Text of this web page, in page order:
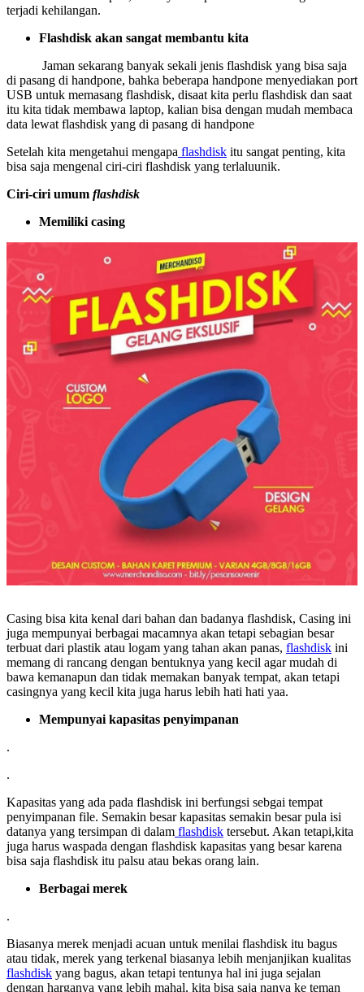
terjadi kehilangan.
Flashdisk akan sangat membantu kita
Jaman sekarang banyak sekali jenis flashdisk yang bisa saja
di pasang di handpone, bahka beberapa handpone menyediakan port
USB untuk memasang flashdisk, disaat kita perlu flashdisk dan saat
itu kita tidak membawa laptop, kalian bisa dengan mudah membaca
data lewat flashdisk yang di pasang di handpone
Setelah kita mengetahui mengapa flashdisk itu sangat penting, kita
bisa saja mengenal ciri-ciri flashdisk yang terlaluunik.
Ciri-ciri umum flashdisk
Memiliki casing
Casing bisa kita kenal dari bahan dan badanya flashdisk, Casing ini
juga mempunyai berbagai macamnya akan tetapi sebagian besar
terbuat dari plastik atau logam yang tahan akan panas, flashdisk ini
memang di rancang dengan bentuknya yang kecil agar mudah di
bawa kemanapun dan tidak memakan banyak tempat, akan tetapi
casingnya yang kecil kita juga harus lebih hati hati yaa.
Mempunyai kapasitas penyimpanan
.
.
Kapasitas yang ada pada flashdisk ini berfungsi sebgai tempat
penyimpanan file. Semakin besar kapasitas semakin besar pula isi
datanya yang tersimpan di dalam flashdisk tersebut. Akan tetapi,kita
juga harus waspada dengan flashdisk kapasitas yang besar karena
bisa saja flashdisk itu palsu atau bekas orang lain.
Berbagai merek
.
Biasanya merek menjadi acuan untuk menilai flashdisk itu bagus
atau tidak, merek yang terkenal biasanya lebih menjanjikan kualitas
flashdisk yang bagus, akan tetapi tentunya hal ini juga sejalan
dengan harganya yang lebih mahal, kita bisa saja nanya ke teman